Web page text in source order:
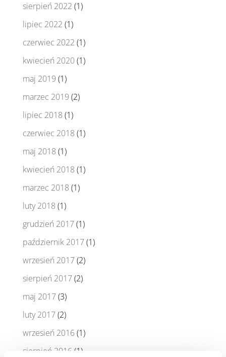
sierpień 2022 (1)
lipiec 2022 (1)
czerwiec 2022 (1)
kwiecień 2020(1)
maj 2019 (1)
marzec 2019 (2)
lipiec 2018 (1)
czerwiec 2018 (1)
maj 2018 (1)
kwiecień 2018 (1)
marzec 2018 (1)
luty 2018 (1)
grudzień 2017(1)
październik 2017(1)
wrzesień 2017(2)
sierpień 2017(2)
maj 2017(3)
luty 2017(2)
wrzesień 2016(1)
sierpień 2016 (1)